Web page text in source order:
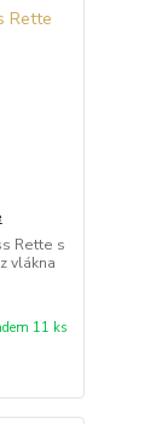
Rette s
vlákna
11 ks